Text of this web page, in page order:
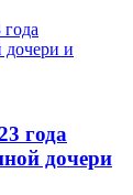
года
дочери